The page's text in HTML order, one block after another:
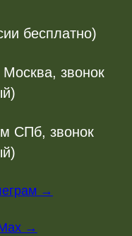
бесплатно)
звонок
СПб, звонок
→
→